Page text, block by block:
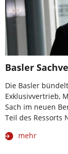
Basler
Die Basler
Exklusivvertrieb,
Sach im neuen
Teil des Ressorts
mehr